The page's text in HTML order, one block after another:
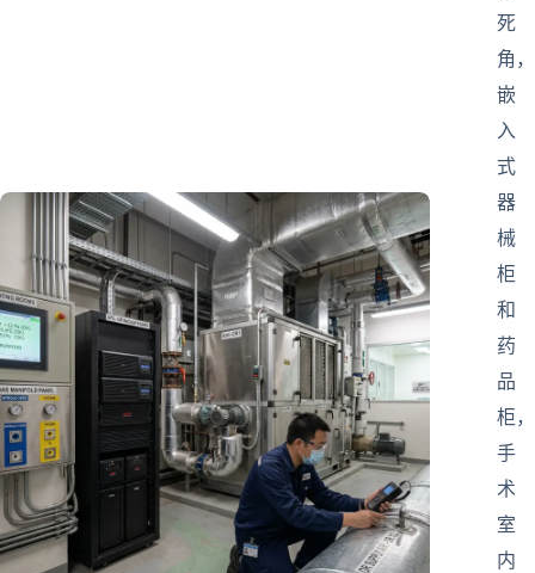
死
角，
嵌
入
式
器
械
柜
和
药
品
柜，
手
术
室
内